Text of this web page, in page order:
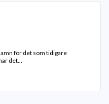
för det som tidigare
det...